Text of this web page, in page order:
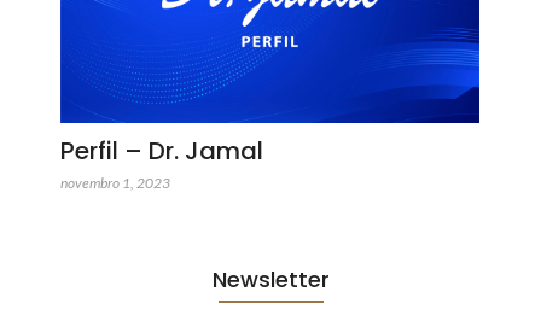
Perfil – Dr. Jamal
novembro 1, 2023
Newsletter